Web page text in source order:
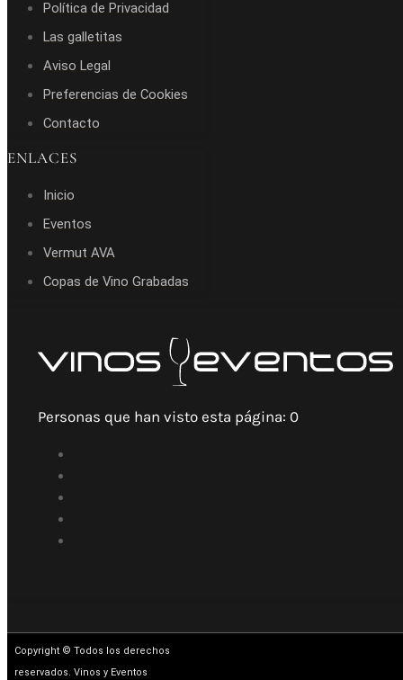
Política de Privacidad
Las galletitas
Aviso Legal
Preferencias de Cookies
Contacto
ENLACES
Inicio
Eventos
Vermut AVA
Copas de Vino Grabadas
Personas que han visto esta página: 0
Copyright © Todos los derechos
reservados. Vinos y Eventos